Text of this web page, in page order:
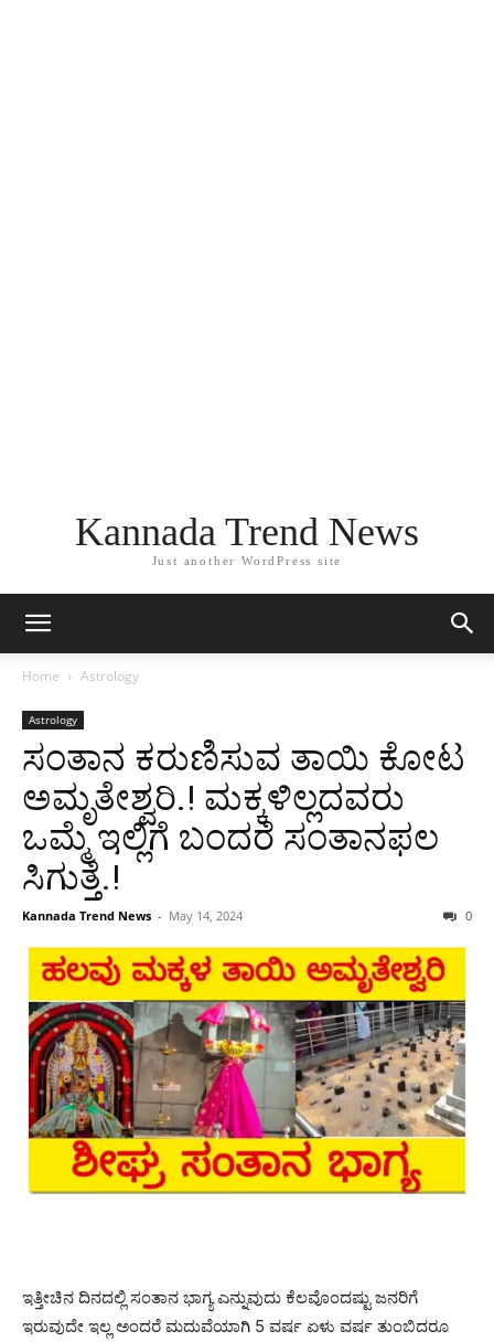
Kannada Trend News
Just another WordPress site
Home Astrology
Astrology
ಸಂತಾನ ಕರುಣಿಸುವ ತಾಯಿ ಕೋಟ
ಅಮೃತೇಶ್ವರಿ.! ಮಕ್ಕಳಿಲ್ಲದವರು
ಒಮ್ಮೆ ಇಲ್ಲಿಗೆ ಬಂದರೆ ಸಂತಾನಫಲ
ಸಿಗುತ್ತೆ.!
Kannada Trend News - May 14, 2024 0
ಇತ್ತೀಚಿನ ದಿನದಲ್ಲಿ ಸಂತಾನ ಭಾಗ್ಯ ಎನ್ನುವುದು ಕೆಲವೊಂದಷ್ಟು ಜನರಿಗೆ
ಇರುವುದೇ ಇಲ್ಲ ಅಂದರೆ ಮದುವೆಯಾಗಿ 5 ವರ್ಷ ಏಳು ವರ್ಷ ತುಂಬಿದರೂ